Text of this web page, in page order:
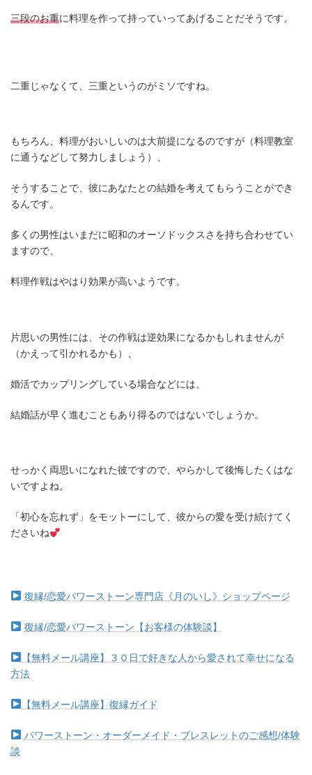
三段のお重に料理を作って持っていってあげることだそうです。
二重じゃなくて、三重というのがミソですね。
もちろん、料理がおいしいのは大前提になるのですが（料理教室
に通うなどして努力しましょう）、
そうすることで、彼にあなたとの結婚を考えてもらうことができ
るんです。
多くの男性はいまだに昭和のオーソドックスさを持ち合わせてい
ますので、
料理作戦はやはり効果が高いようです。
片思いの男性には、その作戦は逆効果になるかもしれませんが
（かえって引かれるかも）、
婚活でカップリングしている場合などには、
結婚話が早く進むこともあり得るのではないでしょうか。
せっかく両思いになれた彼ですので、やらかして後悔したくはな
いですよね。
「初心を忘れず」をモットーにして、彼からの愛を受け続けてく
ださいね
復縁/恋愛パワーストーン専門店《月のいし》ショップページ
復縁/恋愛パワーストーン【お客様の体験談】
【無料メール講座】３０日で好きな人から愛されて幸せになる
方法
【無料メール講座】復縁ガイド
パワーストーン・オーダーメイド・ブレスレットのご感想/体験
談